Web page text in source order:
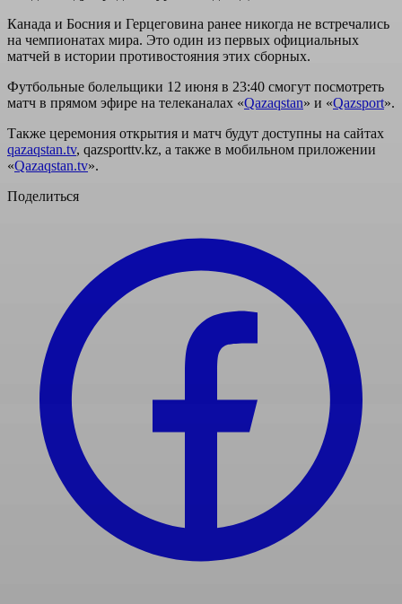
Канада и Босния и Герцеговина ранее никогда не встречались
на чемпионатах мира. Это один из первых официальных
матчей в истории противостояния этих сборных.
Футбольные болельщики 12 июня в 23:40 смогут посмотреть
матч в прямом эфире на телеканалах «Qazaqstan» и «Qazsport».
Также церемония открытия и матч будут доступны на сайтах
qazaqstan.tv, qazsporttv.kz, а также в мобильном приложении
«Qazaqstan.tv».
Поделиться